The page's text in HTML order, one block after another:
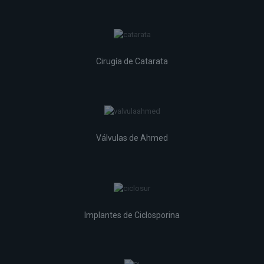
Cirugía de Catarata
Válvulas de Ahmed
Implantes de Ciclosporina